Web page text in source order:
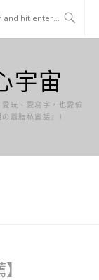
宇宙
玩、愛寫字，也愛偷
囂脂私蜜話』）